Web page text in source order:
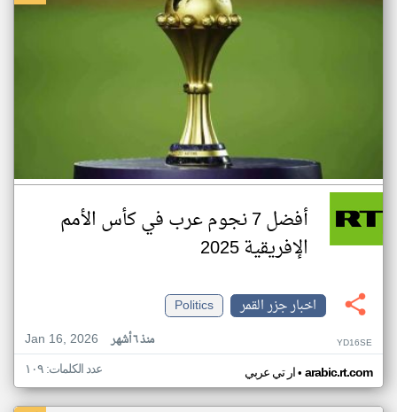
أفضل 7 نجوم عرب في كأس الأمم
الإفريقية 2025
اخبار جزر القمر
Politics
Jan 16, 2026
منذ ٦ أشهر YD16SE
ار تي عربي• arabic.rt.com عدد الكلمات: ١٠٩